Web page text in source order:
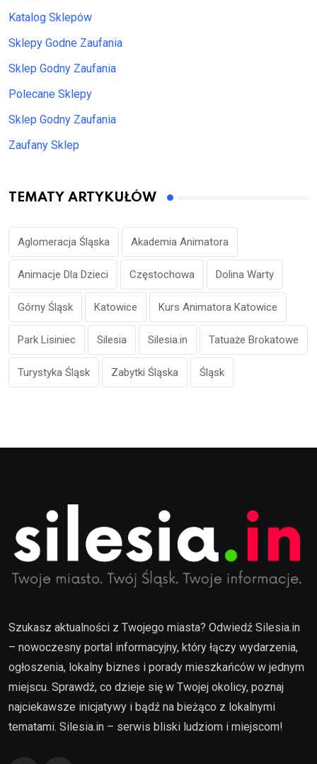
Katalog Sklepów
Sklepy Godne Zaufania
Sklep Godny Zaufania
Polecane Sklepy
Sklep Godny Zaufania
Zaufany Sklep
TEMATY ARTYKUŁÓW
Aglomeracja Śląska Akademia Animatora
Animacje Dla Dzieci Częstochowa Dolina Warty
Górny Śląsk Katowice Kurs Animatora Katowice
Park Lisiniec Silesia Silesia.in Tatuaże Brokatowe
Turystyka Śląsk Zabytki Śląska Śląsk
Szukasz aktualności z Twojego miasta? Odwiedź Silesia.in
– nowoczesny portal informacyjny, który łączy wydarzenia,
ogłoszenia, lokalny biznes i porady mieszkańców w jednym
miejscu. Sprawdź, co dzieje się w Twojej okolicy, poznaj
najciekawsze inicjatywy i bądź na bieżąco z lokalnymi
tematami. Silesia.in – serwis bliski ludziom i miejscom!